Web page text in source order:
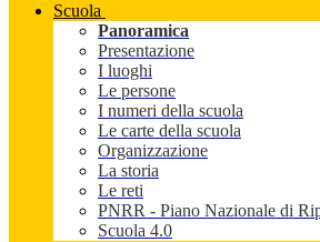
Scuola
Panoramica
Presentazione
I luoghi
Le persone
I numeri della scuola
Le carte della scuola
Organizzazione
La storia
Le reti
PNRR - Piano Nazionale di
Scuola 4.0